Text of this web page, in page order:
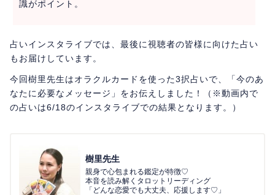
識がポイント。
占いインスタライブでは、最後に視聴者の皆様に向けた占い
もお届けしています。
今回樹里先生はオラクルカードを使った3択占いで、「今のあ
なたに必要なメッセージ」をお伝えしました！（※動画内で
の占いは6/18のインスタライブでの結果となります。）
樹里先生
親身で心包まれる鑑定が特徴♡
本音を読み解くタロットリーディング
「どんな恋愛でも大丈夫、応援します♡」